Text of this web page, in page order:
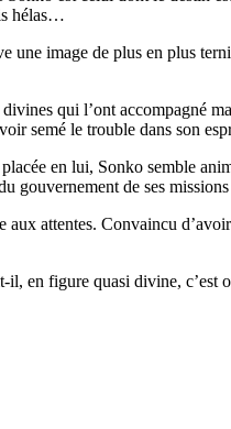
hélas…
image de plus en plus
qui l’ont
semé le trouble dans son
en lui, Sonko semble
de ses missions
attentes. Convaincu
en figure quasi divine, c’est